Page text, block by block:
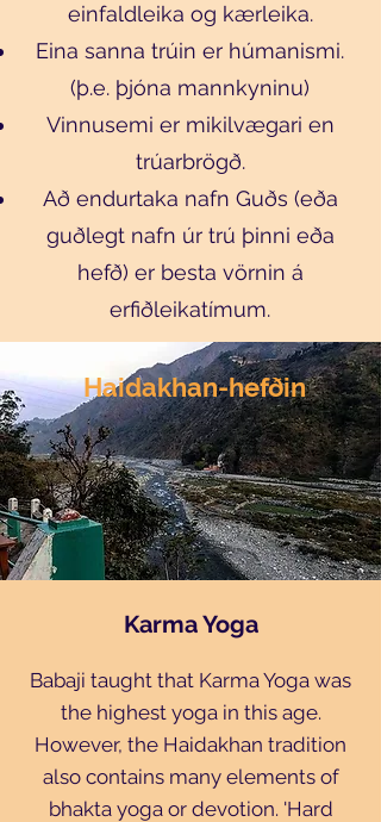
einfaldleika og kærleika.
Eina sanna trúin er húmanismi.
(þ.e. þjóna mannkyninu)
Vinnusemi er mikilvægari en
trúarbrögð.
Að endurtaka nafn Guðs (eða
guðlegt nafn úr trú þinni eða
hefð) er besta vörnin á
erfiðleikatímum.
Haidakhan-hefðin
Karma Yoga
Babaji taught that Karma Yoga was
the highest yoga in this age.
However, the Haidakhan tradition
also contains many elements of
bhakta yoga or devotion. 'Hard